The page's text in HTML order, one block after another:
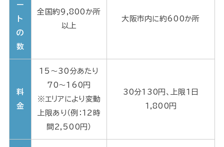
ー
ト
の
数
全国約9,800か所
以上
大阪市内に約600か所
料
金
15〜30分あたり
70〜160円
※エリアにより変動
上限あり（例：12時
間2,500円）
30分130円、上限1日
1,800円